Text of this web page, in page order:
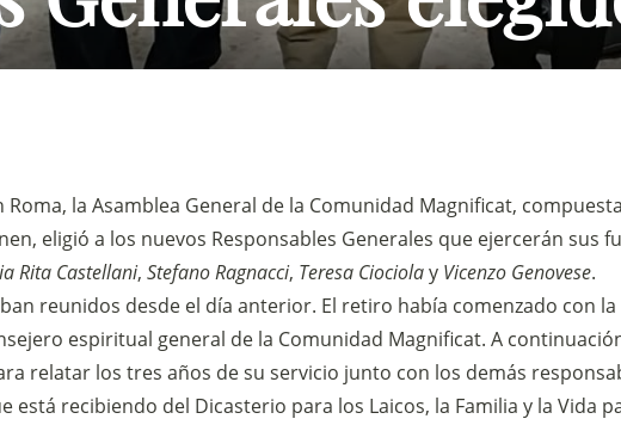
la Asamblea General de la Comunidad Magnificat,
eligió a los nuevos Responsables Generales que ejercerán sus
Rita Castellani, Stefano Ragnacci, Teresa Ciociolay Vicenzo Genovese.
reunidos desde el día anterior. El retiro había comenzado con
espiritual general de la Comunidad Magnificat. A
relatar los tres años de su servicio junto con los demás
está recibiendo del Dicasterio para los Laicos, la Familia y la Vida
Sostieni la Comunità Magnificat
Fai una donazione sul nostro conto bancario
IBAN:IT49S0200803039000102071988
(clicca per copiare)